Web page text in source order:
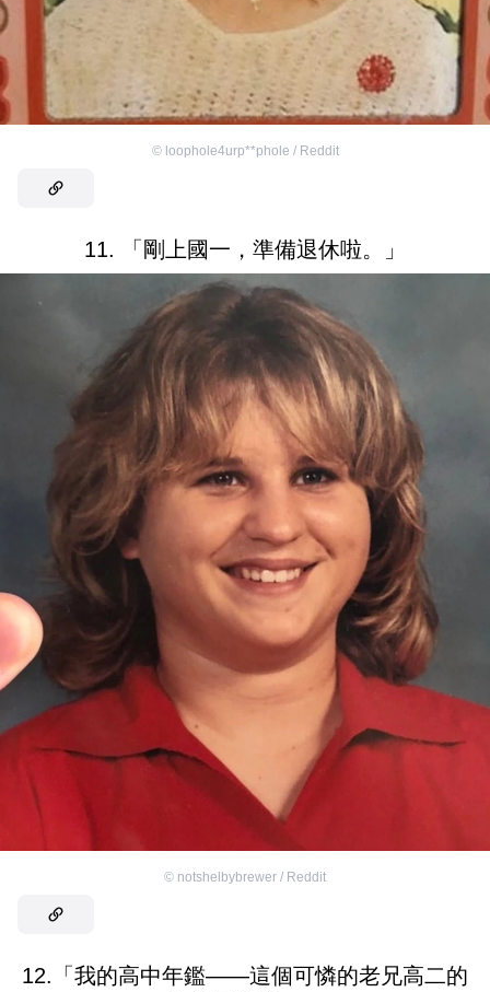
© loophole4urp**phole / Reddit
11. 「剛上國一，準備退休啦。」
© notshelbybrewer / Reddit
12.「我的高中年鑑——這個可憐的老兄高二的